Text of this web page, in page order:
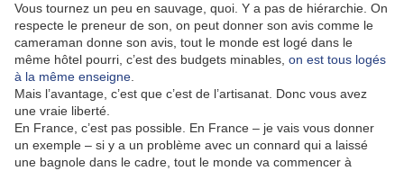
Vous tournez un peu en sauvage, quoi. Y a pas de hiérarchie. On
respecte le preneur de son, on peut donner son avis comme le
cameraman donne son avis, tout le monde est logé dans le
même hôtel pourri, c’est des budgets minables, on est tous logés
à la même enseigne
Mais l’avantage, c’est que c’est de l’artisanat. Donc vous avez
une vraie liberté.
En France, c’est pas possible. En France – je vais vous donner
un exemple – si y a un problème avec un connard qui a laissé
une bagnole dans le cadre, tout le monde va commencer à